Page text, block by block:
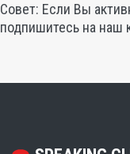
Совет: Если Вы
подпишитесь на наш